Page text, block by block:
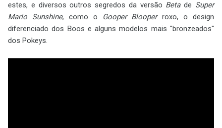
estes, e diversos outros segredos da versão Betade Super
Mario Sunshine, como o Gooper Blooperroxo, o design
diferenciado dos Boos e alguns modelos mais "bronzeados"
dos Pokeys.